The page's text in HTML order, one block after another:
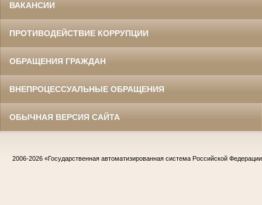
ВАКАНСИИ
ПРОТИВОДЕЙСТВИЕ КОРРУПЦИИ
ОБРАЩЕНИЯ ГРАЖДАН
ВНЕПРОЦЕССУАЛЬНЫЕ ОБРАЩЕНИЯ
ОБЫЧНАЯ ВЕРСИЯ САЙТА
2006-2026 «Государственная автоматизированная система Российской